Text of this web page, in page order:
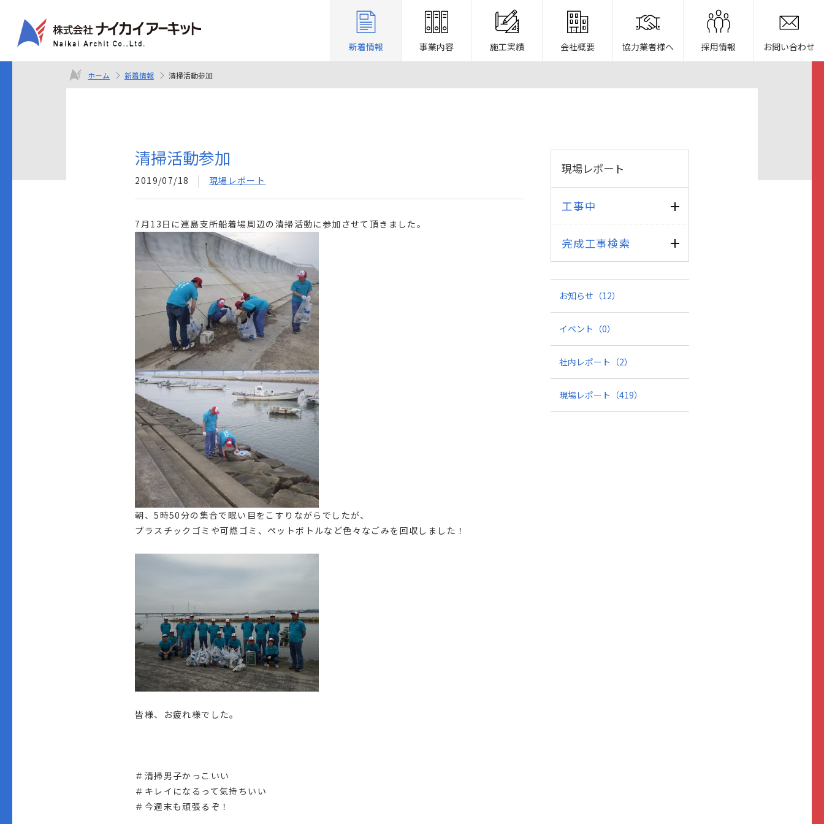
新着情報 事業内容 施工実績 会社概要 協力業者様へ 採用情報 お問い合わせ
ホーム 新着情報 清掃活動参加
清掃活動参加
2019/07/18 現場レポート
7月13日に連島支所船着場周辺の清掃活動に参加させて頂きました。
朝、5時50分の集合で眠い目をこすりながらでしたが、
プラスチックゴミや可燃ゴミ、ペットボトルなど色々なごみを回収しました！
皆様、お疲れ様でした。
＃清掃男子かっこいい
＃キレイになるって気持ちいい
＃今週末も頑張るぞ！
現場レポート
工事中
完成工事検索
お知らせ （12）
イベント （0）
社内レポート （2）
現場レポート （419）